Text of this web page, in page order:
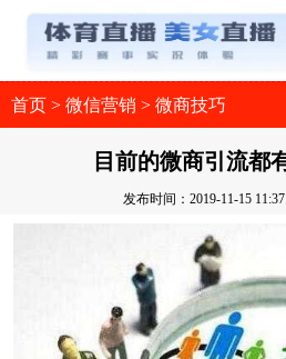
首页 > 微信营销 > 微商技巧
目前的微商引流都
发布时间：2019-11-15